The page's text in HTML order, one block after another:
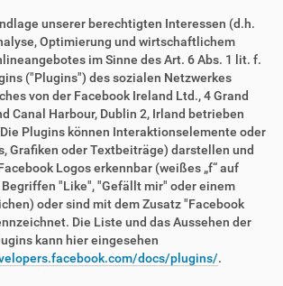
unserer berechtigten Interessen (d.h.
Optimierung und wirtschaftlichem
im Sinne des Art. 6 Abs. 1 lit. f.
("Plugins") des sozialen Netzwerkes
von der Facebook Ireland Ltd., 4 Grand
Canal Harbour, Dublin 2, Irland betrieben
Plugins können Interaktionselemente oder
Grafiken oder Textbeiträge) darstellen und
Logos erkennbar (weißes „f“ auf
Begriffen "Like", "Gefällt mir" oder einem
oder sind mit dem Zusatz "Facebook
Die Liste und das Aussehen der
kann hier eingesehen
docs/plugins/.